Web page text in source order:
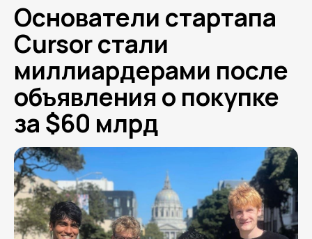
Основатели стартапа
Cursor стали
миллиардерами после
объявления о покупке
за $60 млрд